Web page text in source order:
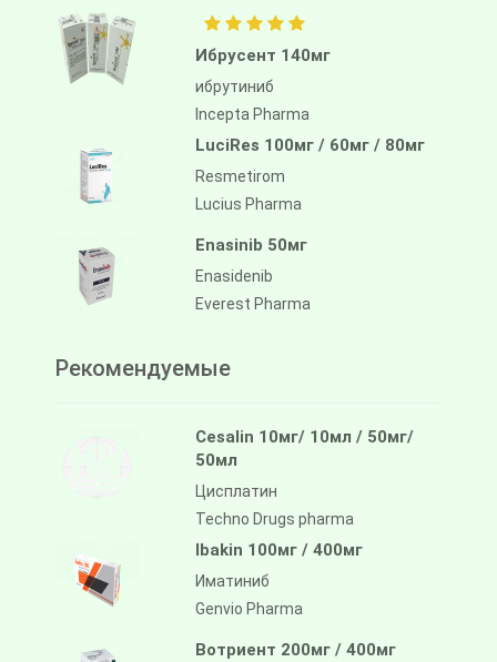
Ибрусент 140мг
ибрутиниб
Incepta Pharma
LuciRes 100мг / 60мг / 80мг
Resmetirom
Lucius Pharma
Enasinib 50мг
Enasidenib
Everest Pharma
Рекомендуемые
Cesalin 10мг/ 10мл / 50мг/
50мл
Цисплатин
Techno Drugs pharma
Ibakin 100мг / 400мг
Иматиниб
Genvio Pharma
Вотриент 200мг / 400мг